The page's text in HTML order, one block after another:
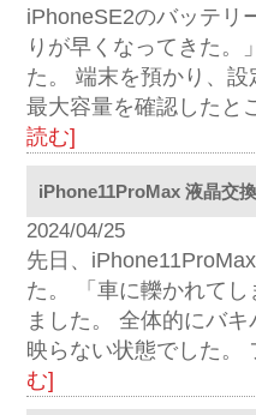
iPhoneSE2のバッテリ
りが早くなってきた。
た。 端末を預かり、
最大容量を確認したと
読む]
iPhone11ProMax 液晶交換
2024/04/25
先日、
た。 「車に轢かれて
ました。 全体的にバ
映らない状態でした。
む]